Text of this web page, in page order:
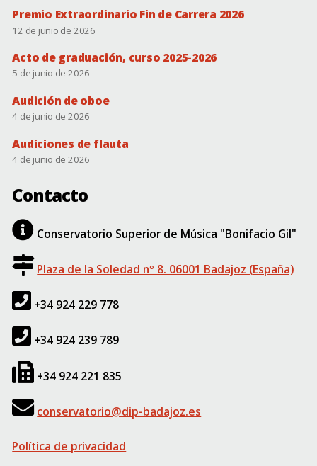
Premio Extraordinario Fin de Carrera 2026
12 de junio de 2026
Acto de graduación, curso 2025-2026
5 de junio de 2026
Audición de oboe
4 de junio de 2026
Audiciones de flauta
4 de junio de 2026
Contacto
Conservatorio Superior de Música "Bonifacio Gil"
Plaza de la Soledad nº 8. 06001 Badajoz (España)
+34 924 229 778
+34 924 239 789
+34 924 221 835
conservatorio@dip-badajoz.es
Política de privacidad